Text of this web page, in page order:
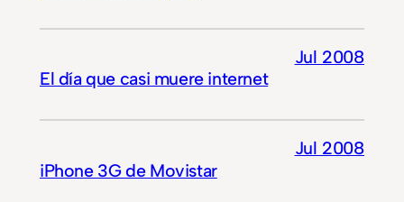
El día que casi muere internet
Jul 2008
iPhone 3G de Movistar
Jul 2008